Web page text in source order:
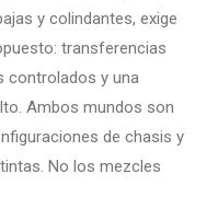
y colindantes, exige
transferencias
controlados y una
Ambos mundos son
de chasis y
No los mezcles